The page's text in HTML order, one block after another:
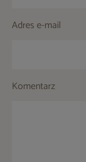
Adres e-mail
Komentarz